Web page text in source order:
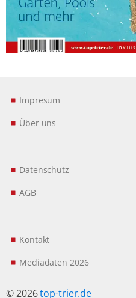
Impresum
Über uns
Datenschutz
AGB
Kontakt
Mediadaten 2026
© 2026top-trier.de